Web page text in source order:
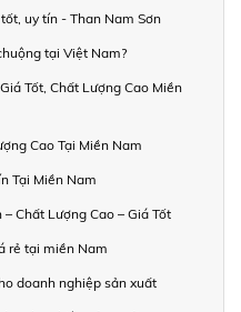
uy tín - Than Nam Sơn
tại Việt Nam?
Tốt, Chất Lượng Cao Miền
Cao Tại Miền Nam
Tại Miền Nam
Chất Lượng Cao – Giá Tốt
rẻ tại miền Nam
doanh nghiệp sản xuất